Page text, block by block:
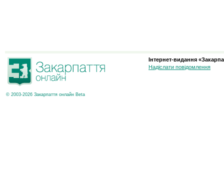
© 2003-2026 Закарпаття онлайн Beta
Інтернет-видання
Надіслати повідомлення